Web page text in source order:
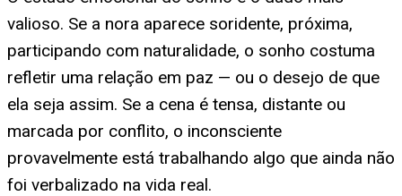
valioso. Se a nora aparece soridente, próxima,
participando com naturalidade, o sonho costuma
refletir uma relação em paz — ou o desejo de que
ela seja assim. Se a cena é tensa, distante ou
marcada por conflito, o inconsciente
provavelmente está trabalhando algo que ainda não
foi verbalizado na vida real.